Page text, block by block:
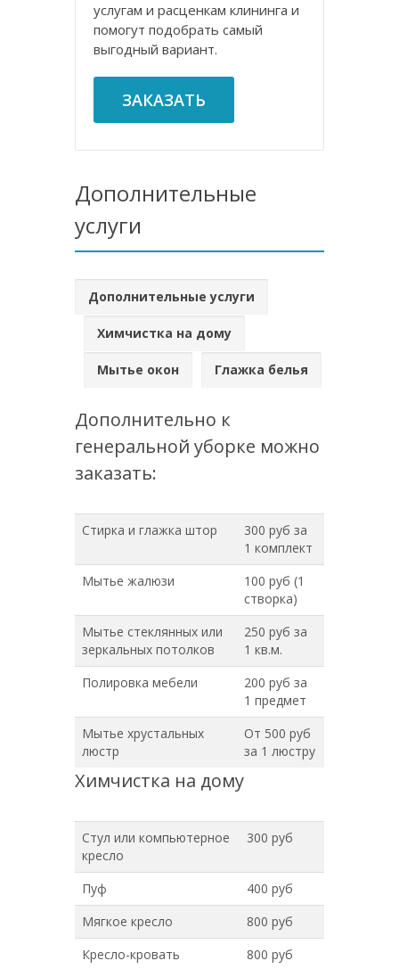
услугам и расценкам клининга и
помогут подобрать самый
выгодный вариант.
ЗАКАЗАТЬ
Дополнительные
услуги
Дополнительные услуги
Химчистка на дому
Мытье окон Глажка белья
Дополнительно к
генеральной уборке можно
заказать:
Стирка и глажка штор
300 руб за
1 комплект
Мытье жалюзи
100 руб (1
створка)
Мытье стеклянных или
зеркальных потолков
250 руб за
1 кв.м.
Полировка мебели
200 руб за
1 предмет
Мытье хрустальных
люстр
От 500 руб
за 1 люстру
Химчистка на дому
Стул или компьютерное
кресло
300 руб
Пуф
400 руб
Мягкое кресло
800 руб
Кресло-кровать
800 руб